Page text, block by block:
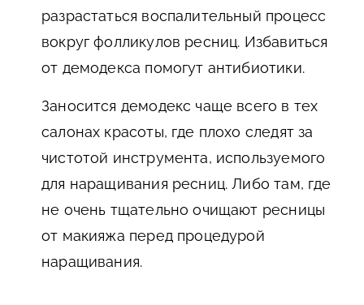
разрастаться воспалительный процесс
вокруг фолликулов ресниц. Избавиться
от демодекса помогут антибиотики.
Заносится демодекс чаще всего в тех
салонах красоты, где плохо следят за
чистотой инструмента, используемого
для наращивания ресниц. Либо там, где
не очень тщательно очищают ресницы
от макияжа перед процедурой
наращивания.